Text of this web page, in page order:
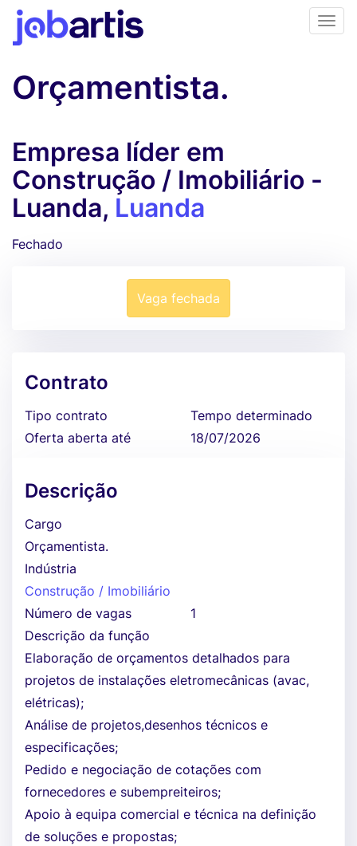
Orçamentista.
Empresa líder em
Construção / Imobiliário -
Luanda, Luanda
Fechado
Vaga fechada
Contrato
Tipo contrato
Tempo determinado
Oferta aberta até
18/07/2026
Descrição
Cargo
Orçamentista.
Indústria
Construção / Imobiliário
Número de vagas
1
Descrição da função
Elaboração de orçamentos detalhados para
projetos de instalações eletromecânicas (avac,
elétricas);
Análise de projetos,desenhos técnicos e
especificações;
Pedido e negociação de cotações com
fornecedores e subempreiteiros;
Apoio à equipa comercial e técnica na definição
de soluções e propostas;